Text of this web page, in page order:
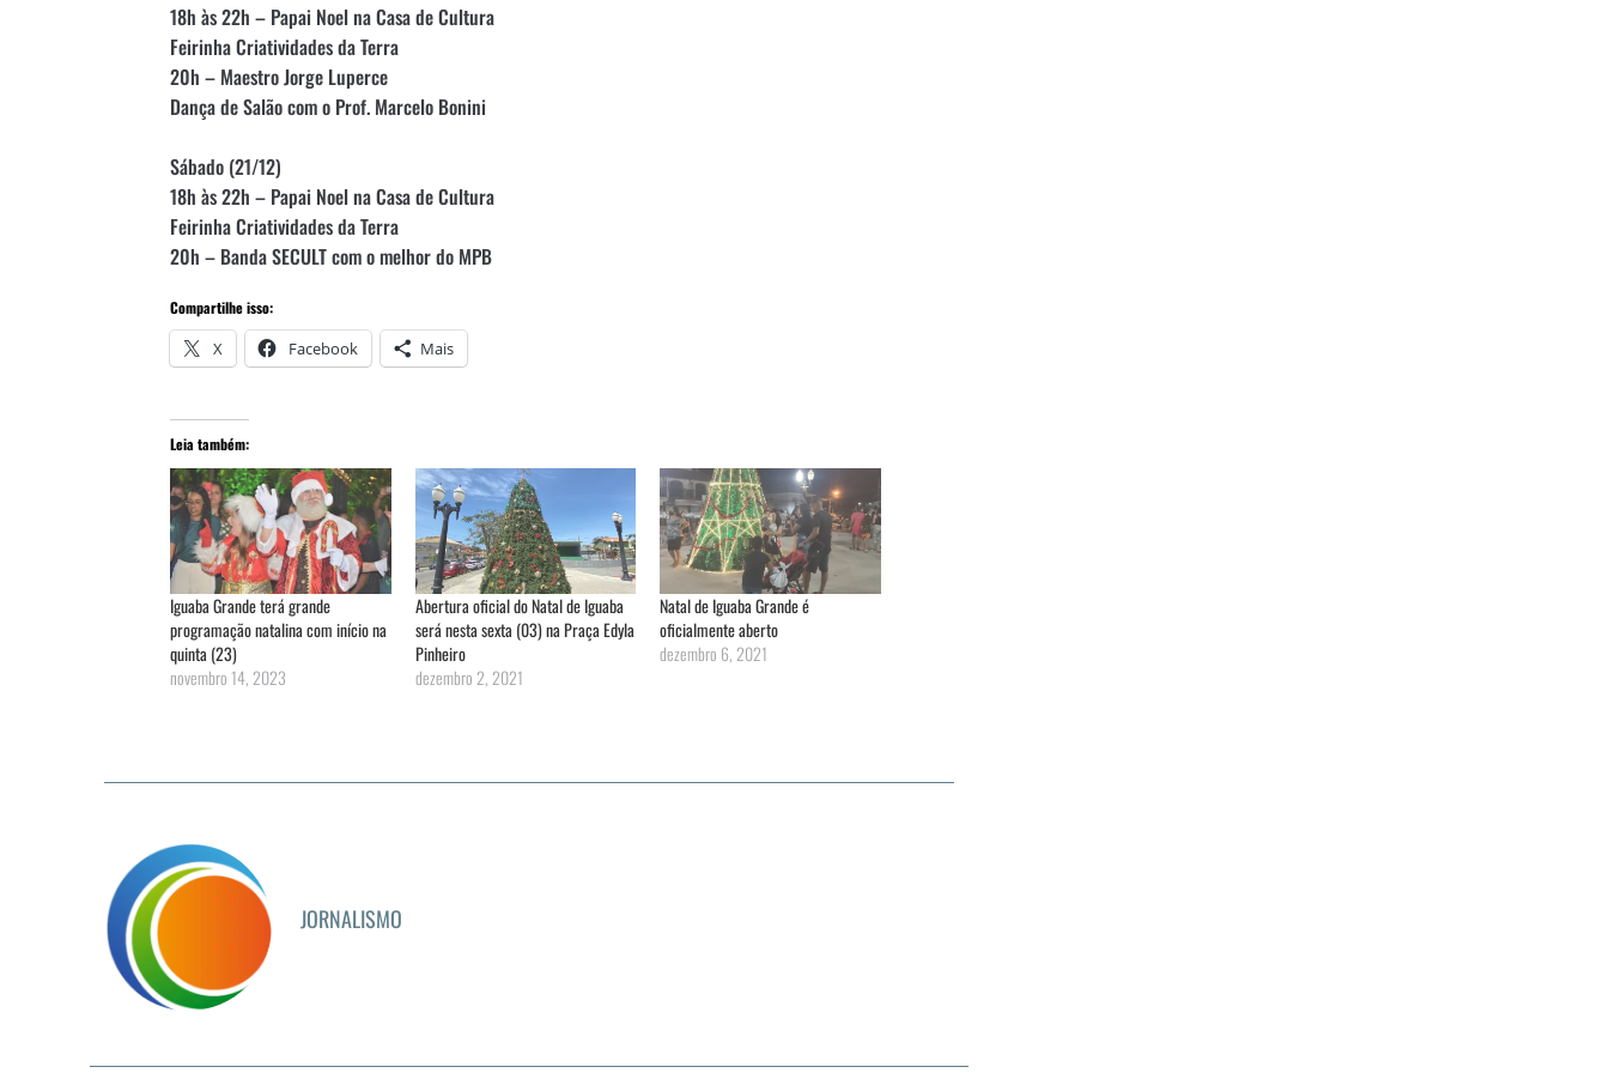
18h às 22h – Papai Noel na Casa de Cultura
Feirinha Criatividades da Terra
20h – Maestro Jorge Luperce
Dança de Salão com o Prof. Marcelo Bonini
Sábado (21/12)
18h às 22h – Papai Noel na Casa de Cultura
Feirinha Criatividades da Terra
20h – Banda SECULT com o melhor do MPB
Compartilhe isso:
X Facebook Mais
Leia também:
Iguaba Grande terá grande
programação natalina com início na
quinta (23)
novembro 14, 2023
Abertura oficial do Natal de Iguaba
será nesta sexta (03) na Praça Edyla
Pinheiro
dezembro 2, 2021
Natal de Iguaba Grande é
oficialmente aberto
dezembro 6, 2021
JORNALISMO